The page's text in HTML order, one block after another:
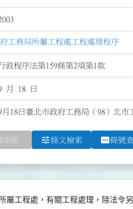
工務局所屬工程處工程處理程序
政程序法第159條第2項第1款
月 18 日
月18日臺北市政府工務局（98）北
章節 tune條文檢索 pin條號
屬工程處，有關工程處理，除法令